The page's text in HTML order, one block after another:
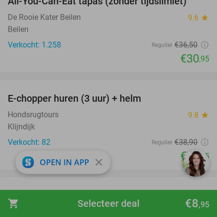
shopping_cart €8,95
Selecteer deal
De Rooie Kater Beilen 9.6 star
Beilen
Verkocht: 1.258
Regulier €36,50
€30,95
E-chopper huren (3 uur) + helm
Hondsrugtours 9.8 star
Klijndijk
Verkocht: 82
Regulier €38,90
€22,95
31%
favorite_border
Entree Klimbos Overijssel
OPEN IN APP close